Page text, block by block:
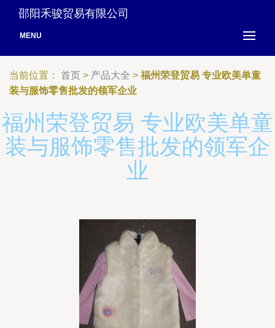
邵阳禾骏贸易有限公司
MENU
当前位置： 首页 > 产品大全 > 福州荣登贸易 专业欧美单童
装与服饰零售批发的领军企业
福州荣登贸易 专业欧美单童
装与服饰零售批发的领军企
业